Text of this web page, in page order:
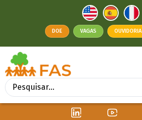
DOE VAGAS OUVIDORIA